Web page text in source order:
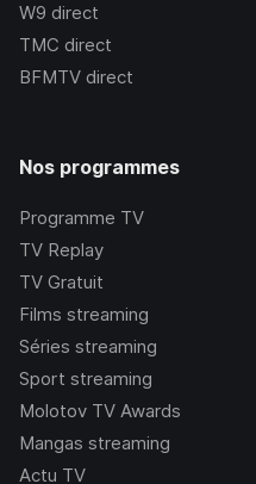
W9 direct
TMC direct
BFMTV direct
Nos programmes
Programme TV
TV Replay
TV Gratuit
Films streaming
Séries streaming
Sport streaming
Molotov TV Awards
Mangas streaming
Actu TV